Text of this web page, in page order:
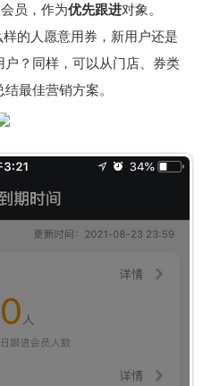
员，作为优先跟进对象。
样的人愿意用券，新用户还是
？同样，可以从门店、券类
最佳营销方案。